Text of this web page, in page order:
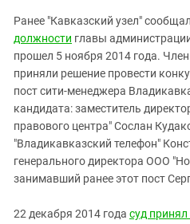
Ранее "Кавказский узел"
должности главы
прошел 5 ноября 2014 года.
приняли решение провести
пост сити-менеджера
кандидата: заместитель
правового центра" Сослан
"Владикавказский телефон"
генерального директора ООО
занимавший ранее этот пост
22 декабря 2014 года суд принял